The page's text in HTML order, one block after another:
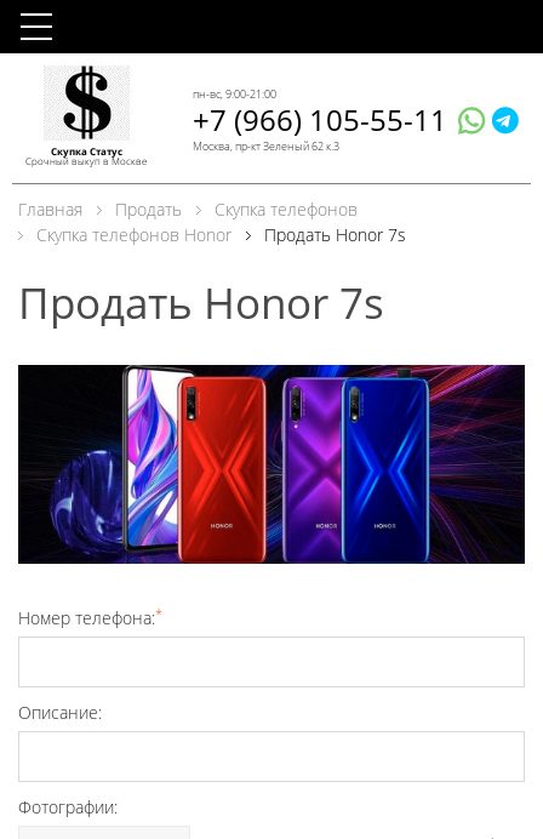
Скупка Статус
Срочный выкуп в Москве
пн-вс, 9:00-21:00
+7 (966) 105-55-11
Москва, пр-кт Зеленый 62 к.3
Главная Продать
Скупка телефонов
Скупка телефонов Honor
Продать Honor 7s
Продать Honor 7s
Номер телефона:*
Описание:
Фотографии: